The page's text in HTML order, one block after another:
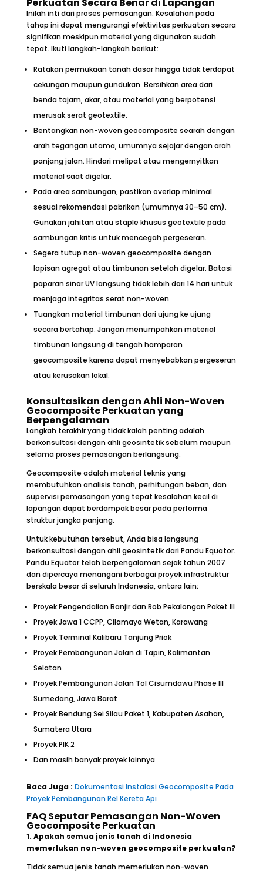
Inilah inti dari proses pemasangan. Kesalahan pada
tahap ini dapat mengurangi efektivitas perkuatan secara
signifikan meskipun material yang digunakan sudah
tepat. Ikuti langkah-langkah berikut:
Ratakan permukaan tanah dasar hingga tidak terdapat
cekungan maupun gundukan. Bersihkan area dari
benda tajam, akar, atau material yang berpotensi
merusak serat geotextile.
Bentangkan non-woven geocomposite searah dengan
arah tegangan utama, umumnya sejajar dengan arah
panjang jalan. Hindari melipat atau mengernyitkan
material saat digelar.
Pada area sambungan, pastikan overlap minimal
sesuai rekomendasi pabrikan (umumnya 30–50 cm).
Gunakan jahitan atau staple khusus geotextile pada
sambungan kritis untuk mencegah pergeseran.
Segera tutup non-woven geocomposite dengan
lapisan agregat atau timbunan setelah digelar. Batasi
paparan sinar UV langsung tidak lebih dari 14 hari untuk
menjaga integritas serat non-woven.
Tuangkan material timbunan dari ujung ke ujung
secara bertahap. Jangan menumpahkan material
timbunan langsung di tengah hamparan
geocomposite karena dapat menyebabkan pergeseran
atau kerusakan lokal.
Konsultasikan dengan Ahli Non-Woven
Geocomposite Perkuatan yang
Berpengalaman
Langkah terakhir yang tidak kalah penting adalah
berkonsultasi dengan ahli geosintetik sebelum maupun
selama proses pemasangan berlangsung.
Geocomposite adalah material teknis yang
membutuhkan analisis tanah, perhitungan beban, dan
supervisi pemasangan yang tepat kesalahan kecil di
lapangan dapat berdampak besar pada performa
struktur jangka panjang.
Untuk kebutuhan tersebut, Anda bisa langsung
berkonsultasi dengan ahli geosintetik dari Pandu Equator.
Pandu Equator telah berpengalaman sejak tahun 2007
dan dipercaya menangani berbagai proyek infrastruktur
berskala besar di seluruh Indonesia, antara lain:
Proyek Pengendalian Banjir dan Rob Pekalongan Paket III
Proyek Jawa 1 CCPP, Cilamaya Wetan, Karawang
Proyek Terminal Kalibaru Tanjung Priok
Proyek Pembangunan Jalan di Tapin, Kalimantan
Selatan
Proyek Pembangunan Jalan Tol Cisumdawu Phase III
Sumedang, Jawa Barat
Proyek Bendung Sei Silau Paket 1, Kabupaten Asahan,
Sumatera Utara
Proyek PIK 2
Dan masih banyak proyek lainnya
Baca Juga : Dokumentasi Instalasi Geocomposite Pada
Proyek Pembangunan Rel Kereta Api
FAQ Seputar Pemasangan Non-Woven
Geocomposite Perkuatan
1. Apakah semua jenis tanah di Indonesia
memerlukan non-woven geocomposite perkuatan?
Tidak semua jenis tanah memerlukan non-woven